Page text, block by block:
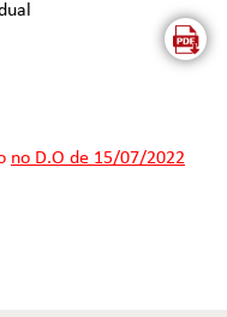
no D.O de 15/07/2022